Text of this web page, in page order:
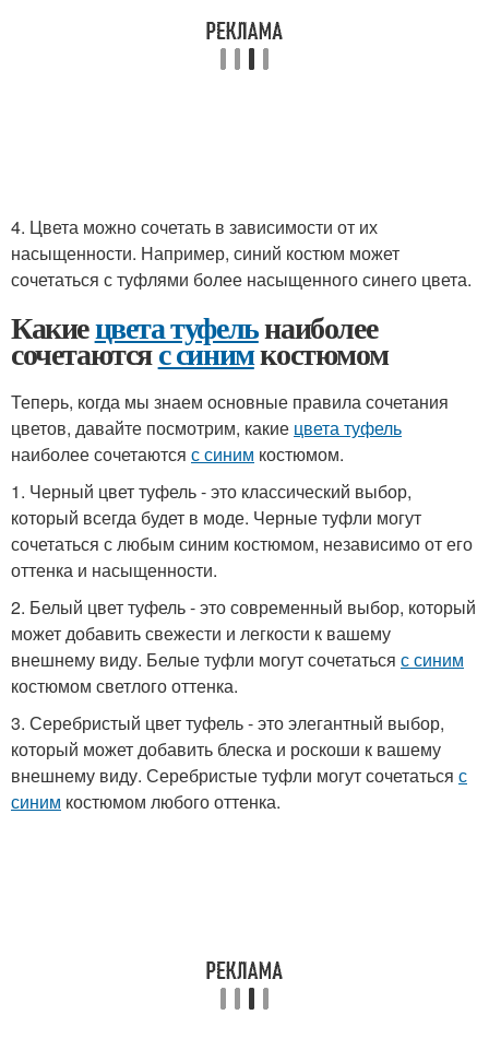
4. Цвета можно сочетать в зависимости от их
насыщенности. Например, синий костюм может
сочетаться с туфлями более насыщенного синего цвета.
Какиецвета туфельнаиболее
сочетаютсяс синимкостюмом
Теперь, когда мы знаем основные правила сочетания
цветов, давайте посмотрим, какие цвета туфель
наиболее сочетаются с синим костюмом.
1. Черный цвет туфель - это классический выбор,
который всегда будет в моде. Черные туфли могут
сочетаться с любым синим костюмом, независимо от его
оттенка и насыщенности.
2. Белый цвет туфель - это современный выбор, который
может добавить свежести и легкости к вашему
внешнему виду. Белые туфли могут сочетаться с синим
костюмом светлого оттенка.
3. Серебристый цвет туфель - это элегантный выбор,
который может добавить блеска и роскоши к вашему
внешнему виду. Серебристые туфли могут сочетаться с
синим костюмом любого оттенка.